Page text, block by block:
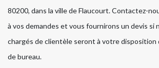
80200, dans la ville de Flaucourt. Contactez-
à vos demandes et vous fournirons un devis si
chargés de clientèle seront à votre disposition
de bureau.